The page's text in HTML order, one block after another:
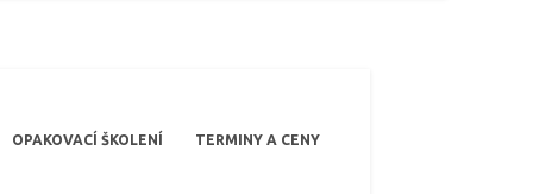
OPAKOVACÍ ŠKOLENÍ TERMINY A CENY